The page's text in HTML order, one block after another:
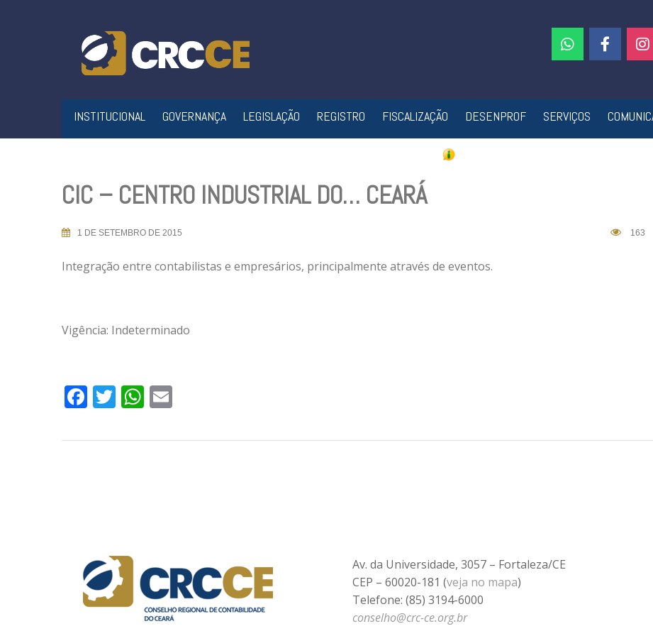
INSTITUCIONAL GOVERNANÇA LEGISLAÇÃO REGISTRO FISCALIZAÇÃO DESENPROF SERVIÇOS
CIC – CENTRO INDUSTRIAL DO… CEARÁ
1 DE SETEMBRO DE 2015 163
Integração entre contabilistas e empresários, principalmente através de eventos.
Vigência: Indeterminado
Facebook
TwitterWhatsApp
Av. da Universidade, 3057 – Fortaleza/CE
CEP – 60020-181 (veja no mapa)
Telefone: (85) 3194-6000
conselho@crc-ce.org.br